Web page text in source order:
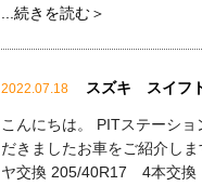
...続きを読む＞
2022.07.18 スズキ スイフ
こんにちは。 PITステーシ
だきましたお車をご紹介
ヤ交換 205/40R17 4本交